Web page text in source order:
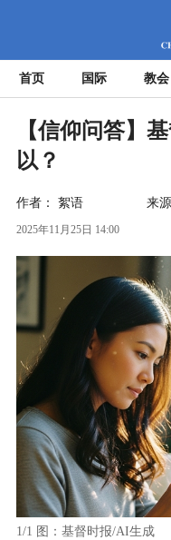
首页 国际 教会
【信仰问答】
以？
作者： 絮语 来
2025年11月25日 14:00
1/1 图：基督时报/AI生成